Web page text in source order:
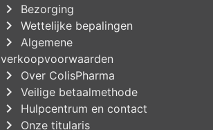
chevron_right Bezorging
chevron_right Wettelijke bepalingen
chevron_right
Algemene
verkoopvoorwaarden
chevron_right Over ColisPharma
chevron_right Veilige betaalmethode
chevron_right Hulpcentrum en contact
chevron_right Onze titularis